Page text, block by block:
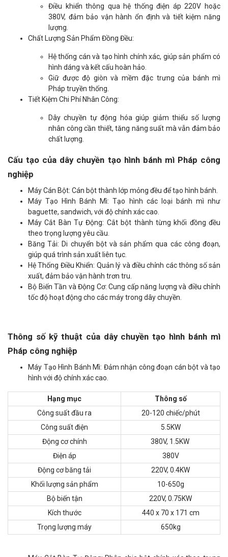
Điều khiển thông qua hệ thống điện áp 220V hoặc
380V, đảm bảo vận hành ổn định và tiết kiệm năng
lượng.
Chất Lượng Sản Phẩm Đồng Đều:
Hệ thống cán và tạo hình chính xác, giúp sản phẩm có
hình dáng và kết cấu hoàn hảo.
Giữ được độ giòn và mềm đặc trưng của bánh mì
Pháp truyền thống.
Tiết Kiệm Chi Phí Nhân Công:
Dây chuyền tự động hóa giúp giảm thiểu số lượng
nhân công cần thiết, tăng năng suất mà vẫn đảm bảo
chất lượng.
Cấu tạo của dây chuyền tạo hình bánh mì Pháp công
nghiệp
Máy Cán Bột: Cán bột thành lớp mỏng đều để tạo hình bánh.
Máy Tạo Hình Bánh Mì: Tạo hình các loại bánh mì như
baguette, sandwich, với độ chính xác cao.
Máy Cắt Bàn Tự Động: Cắt bột thành từng khối đồng đều
theo trọng lượng yêu cầu.
Băng Tải: Di chuyển bột và sản phẩm qua các công đoạn,
giúp quá trình sản xuất liên tục.
Hệ Thống Điều Khiển: Quản lý và điều chỉnh các thông số sản
xuất, đảm bảo vận hành trơn tru.
Bộ Biến Tần và Động Cơ: Cung cấp năng lượng và điều chỉnh
tốc độ hoạt động cho các máy trong dây chuyền.
Thông số kỹ thuật của dây chuyền tạo hình bánh mì
Pháp công nghiệp
Máy Tạo Hình Bánh Mì: Đảm nhận công đoạn cán bột và tạo
hình với độ chính xác cao.
Hạng mục
Thông số
Công suất đầu ra
20-120 chiếc/phút
Công suất điện
5.5KW
Động cơ chính
380V, 1.5KW
Điện áp
380V
Động cơ băng tải
220V, 0.4KW
Khối lượng sản phẩm
10-650g
Bộ biến tận
220V, 0.75KW
Kích thước
440 x 70 x 171 cm
Trọng lượng máy
650kg